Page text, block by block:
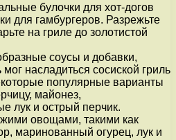
булочки для хот-догов
для гамбургеров. Разрежьте
на гриле до золотистой
соусы и добавки,
насладиться сосиской гриль
популярные варианты
майонез,
лук и острый перчик.
овощами, такими как
маринованный огурец, лук и